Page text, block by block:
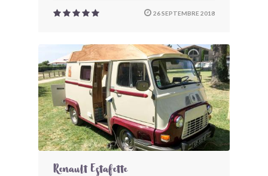
26 SEPTEMBRE 2018
Renault Estafette